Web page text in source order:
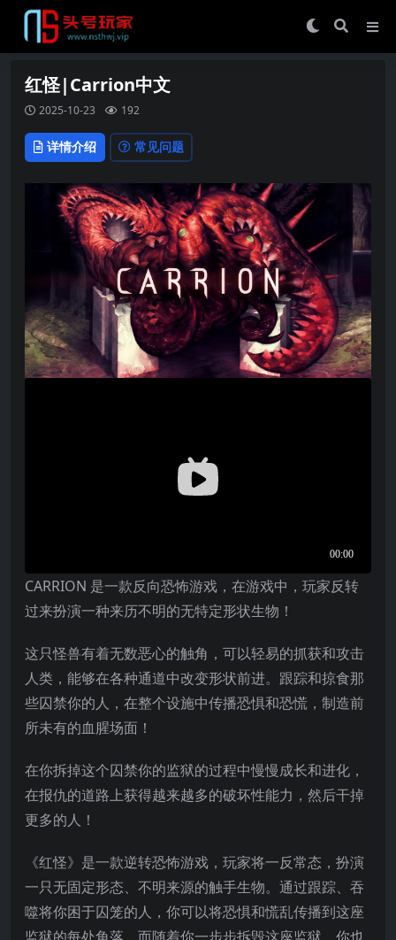
红怪|Carrion中文
2025-10-23 192
详情介绍 常见问题
CARRION 是一款反向恐怖游戏，在游戏中，玩家反转
过来扮演一种来历不明的无特定形状生物！
这只怪兽有着无数恶心的触角，可以轻易的抓获和攻击
人类，能够在各种通道中改变形状前进。跟踪和掠食那
些囚禁你的人，在整个设施中传播恐惧和恐慌，制造前
所未有的血腥场面！
在你拆掉这个囚禁你的监狱的过程中慢慢成长和进化，
在报仇的道路上获得越来越多的破坏性能力，然后干掉
更多的人！
《红怪》是一款逆转恐怖游戏，玩家将一反常态，扮演
一只无固定形态、不明来源的触手生物。通过跟踪、吞
噬将你困于囚笼的人，你可以将恐惧和慌乱传播到这座